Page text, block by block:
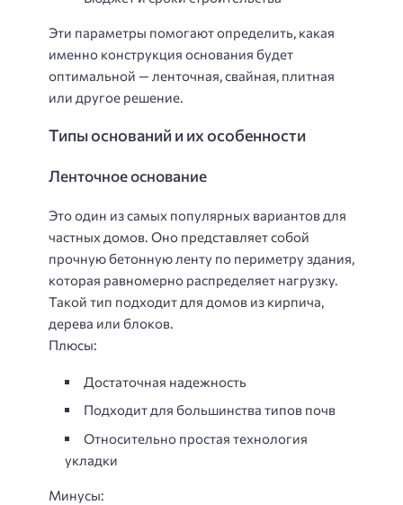
Эти параметры помогают определить, какая
именно конструкция основания будет
оптимальной — ленточная, свайная, плитная
или другое решение.
Типы оснований и их особенности
Ленточное основание
Это один из самых популярных вариантов для
частных домов. Оно представляет собой
прочную бетонную ленту по периметру здания,
которая равномерно распределяет нагрузку.
Такой тип подходит для домов из кирпича,
дерева или блоков.
Плюсы:
Достаточная надежность
Подходит для большинства типов почв
Относительно простая технология
укладки
Минусы: